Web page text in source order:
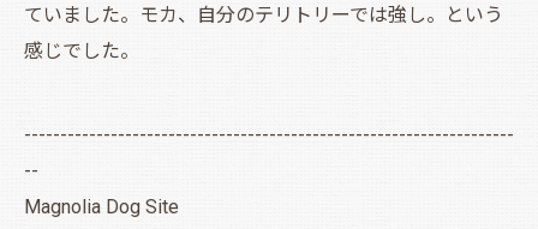
ていました。モカ、自分のテリトリーでは強し。という
感じでした。
--------------------------------------------------------------------
--
Magnolia Dog Site